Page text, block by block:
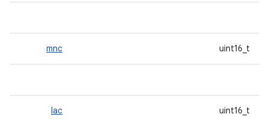
uint16_t
mnc
uint16_t
lac